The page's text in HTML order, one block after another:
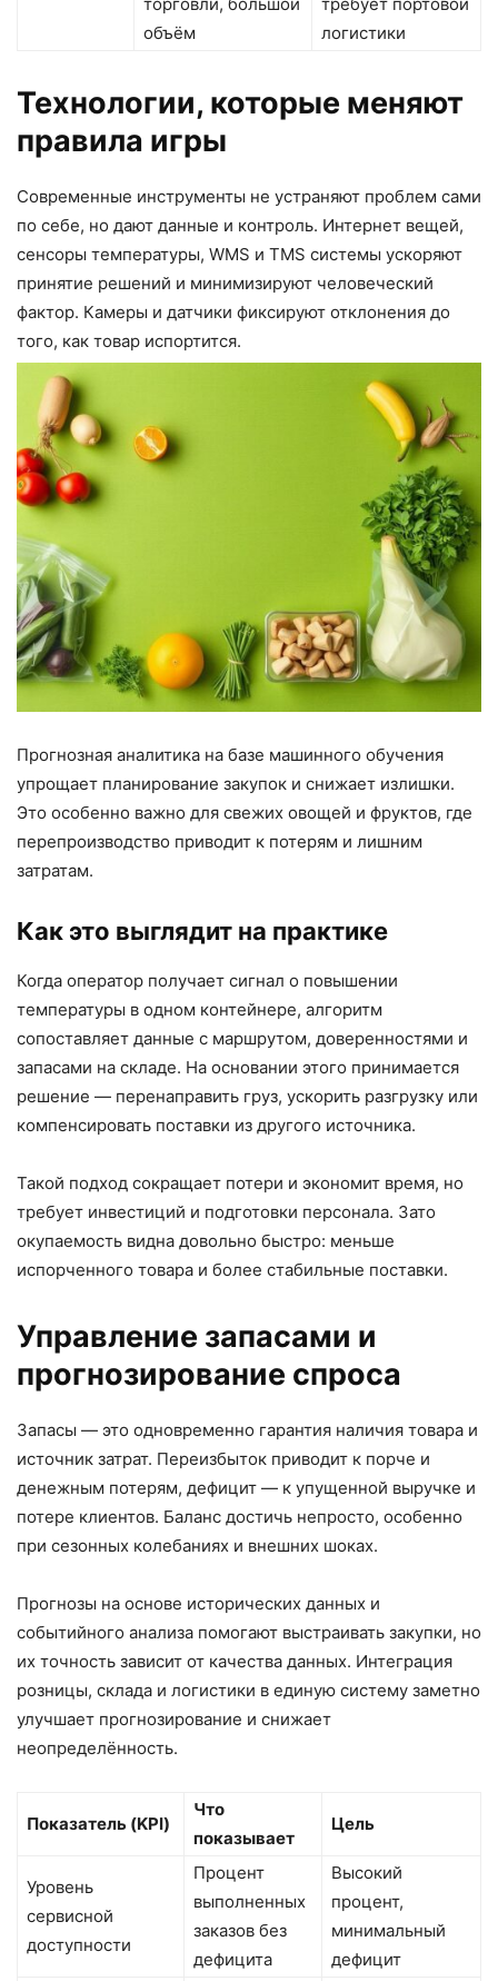
объём
логистики
Технологии, которые меняют
правила игры
Современные инструменты не устраняют проблем сами
по себе, но дают данные и контроль. Интернет вещей,
сенсоры температуры, WMS и TMS системы ускоряют
принятие решений и минимизируют человеческий
фактор. Камеры и датчики фиксируют отклонения до
того, как товар испортится.
Прогнозная аналитика на базе машинного обучения
упрощает планирование закупок и снижает излишки.
Это особенно важно для свежих овощей и фруктов, где
перепроизводство приводит к потерям и лишним
затратам.
Как это выглядит на практике
Когда оператор получает сигнал о повышении
температуры в одном контейнере, алгоритм
сопоставляет данные с маршрутом, доверенностями и
запасами на складе. На основании этого принимается
решение — перенаправить груз, ускорить разгрузку или
компенсировать поставки из другого источника.
Такой подход сокращает потери и экономит время, но
требует инвестиций и подготовки персонала. Зато
окупаемость видна довольно быстро: меньше
испорченного товара и более стабильные поставки.
Управление запасами и
прогнозирование спроса
Запасы — это одновременно гарантия наличия товара и
источник затрат. Переизбыток приводит к порче и
денежным потерям, дефицит — к упущенной выручке и
потере клиентов. Баланс достичь непросто, особенно
при сезонных колебаниях и внешних шоках.
Прогнозы на основе исторических данных и
событийного анализа помогают выстраивать закупки, но
их точность зависит от качества данных. Интеграция
розницы, склада и логистики в единую систему заметно
улучшает прогнозирование и снижает
неопределённость.
Показатель (KPI)
Что
показывает
Цель
Уровень
сервисной
доступности
Процент
выполненных
заказов без
дефицита
Высокий
процент,
минимальный
дефицит